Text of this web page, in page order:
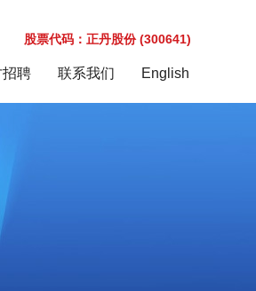
股票代码：正丹股份 (300641)
招聘 联系我们 English